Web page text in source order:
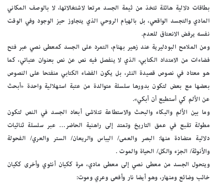
بطاقات دلالية هائلة تتخذ من ثيمة الجسد مرتعا لاشتغالاتها، لا بالوصف المكاني
المادي والتجسد الواقعي، بل بالهيام الروحي الذي يتجاوز حيز الوجود وفي الوقت
نفسه يرفض الانعتاق للعدم.
ومن الملامح البودليرية عند زهير بهنام، التمرد على الجسد كمعطى نصي عبر فتح
فضاءات من الامتداد الكتابي، الذي لا ينفصل فيه نص عن نص بعنوان عتباتي، كما
هو معتاد في نصوص قصيدة النثر، بل يكون الفضاء الكتابي منفتحا على النصوص
بعضها مع بعض لتكون بدورها سلسلة متوالدة من عتبة استهلالية واحدة «أبحث
عن الألم كي أستطيع أن أبكي».
وما بين الألم والبكاء والبحث والاستطاعة تتلاشى أبعاد الجسد في النص لتكون
مطولة تقبع في عمق التاريخ وتمتد إلى راهنية الحاضر… عبر سلسلة ثنائيات
دلالية متضادة منها: البصر والعمى/ اليباس والريعان/ الستر والعري/ الفحولة
والأنوثة/ الجزء والكل/ الحياة والموت .
ويتحول الجسد من معطى نصي إلى معطى مادي، مرة ككيان أنثوي وأخرى ككيان
خائب وضائع ومنهار، وهو أيضا نار وأفعى وعري وموت: